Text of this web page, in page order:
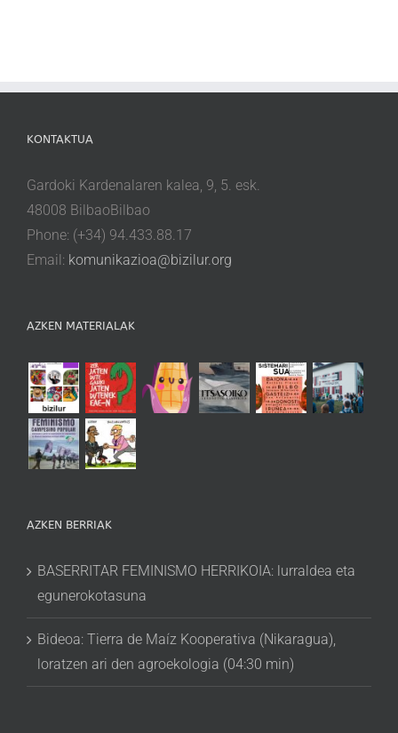
KONTAKTUA
Gardoki Kardenalaren kalea, 9, 5. esk.
48008 BilbaoBilbao
Phone: (+34) 94.433.88.17
Email: komunikazioa@bizilur.org
AZKEN MATERIALAK
AZKEN BERRIAK
BASERRITAR FEMINISMO HERRIKOIA: lurraldea eta
egunerokotasuna
Bideoa: Tierra de Maíz Kooperativa (Nikaragua),
loratzen ari den agroekologia (04:30 min)